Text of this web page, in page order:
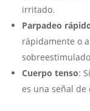
irritado.
Parpadeo
rápidamente o
Cuerpo tenso:
es una señal